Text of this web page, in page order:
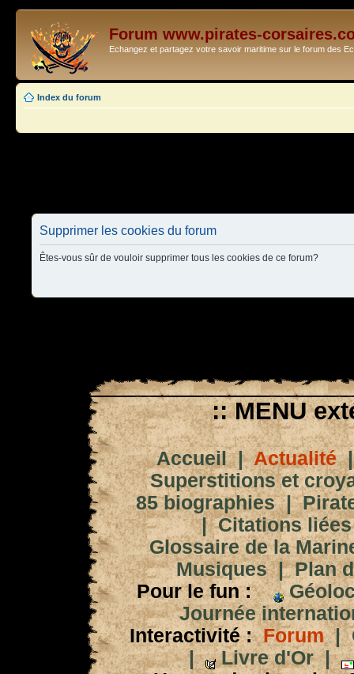
Forum www.pirates-
Echangez et partagez votre savoir maritime sur le forum des
Index du forum
Supprimer les cookies du forum
Êtes-vous sûr de vouloir supprimer tous les cookies de ce forum?
:: MENU
Accueil|Actualité
Superstitions et
85 biographies|
|Citations
Glossaire de la
Musiques|Plan
Pour le fun :
Journée
Interactivité : Forum|
|
Livre d'Or|